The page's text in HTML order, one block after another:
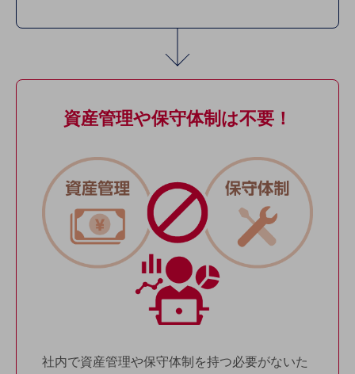
サービス・ソリューションをご紹介
クラウド・データセンター
セキュリティ
業務支援・マーケティング
資産管理や保守体制は不要！
社内で資産管理や保守体制を持つ必要がないた